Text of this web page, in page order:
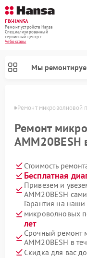
FIX-HANSA
Ремонт устройств Hansa
Специализированный
cервисный центр г.
Чебоксары
Мы
Ремонт микроволновой
Ремонт
AMM20BESH
Стоимость
Бесплатная
Привезем и
AMM20BESH сами
Гарантия на
микроволновых
лет
Срочный ремонт
AMM20BESH в
Скидка для вас до